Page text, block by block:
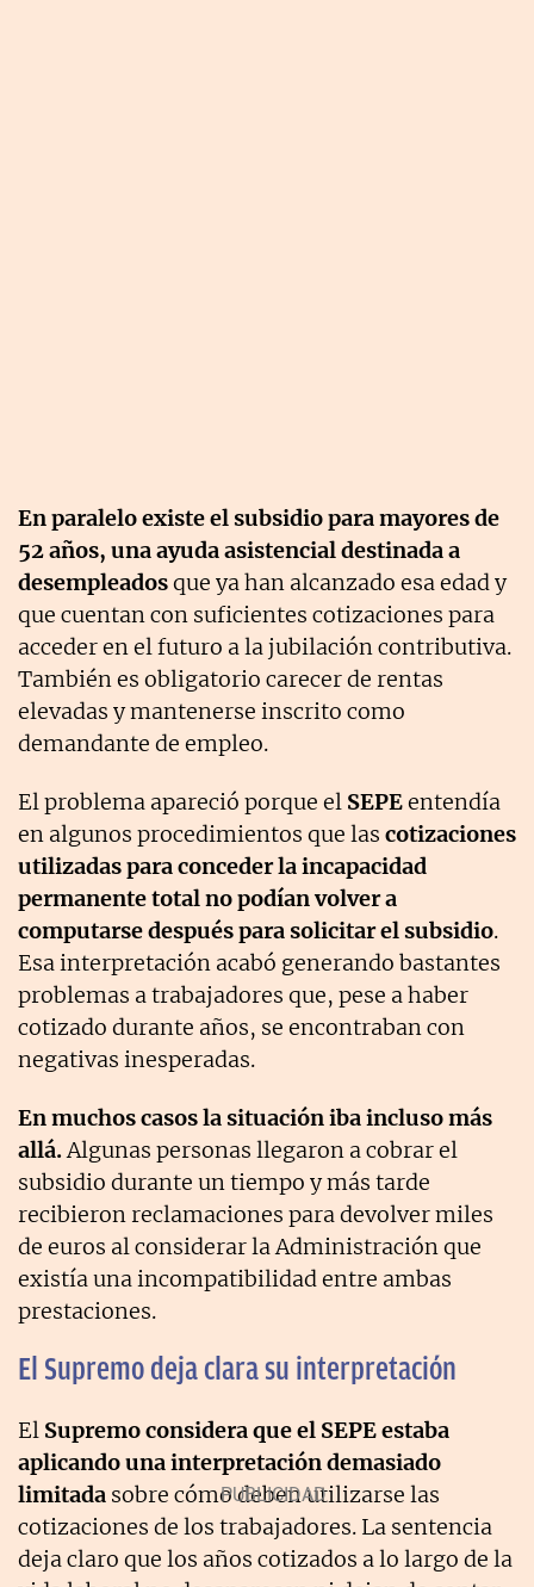
En paralelo existe el subsidio para mayores de
52 años, una ayuda asistencial destinada a
desempleadosque ya han alcanzado esa edad y
que cuentan con suficientes cotizaciones para
acceder en el futuro a la jubilación contributiva.
También es obligatorio carecer de rentas
elevadas y mantenerse inscrito como
demandante de empleo.
El problema apareció porque el SEPEentendía
en algunos procedimientos que las cotizaciones
utilizadas para conceder la incapacidad
permanente total no podían volver a
computarse después para solicitar el subsidio.
Esa interpretación acabó generando bastantes
problemas a trabajadores que, pese a haber
cotizado durante años, se encontraban con
negativas inesperadas.
En muchos casos la situación iba incluso más
allá.Algunas personas llegaron a cobrar el
subsidio durante un tiempo y más tarde
recibieron reclamaciones para devolver miles
de euros al considerar la Administración que
existía una incompatibilidad entre ambas
prestaciones.
El Supremo deja clara su interpretación
El Supremo considera que el SEPE estaba
aplicando una interpretación demasiado
limitada sobre cómo deben utilizarse las
cotizaciones de los trabajadores. La sentencia
deja claro que los años cotizados a lo largo de la